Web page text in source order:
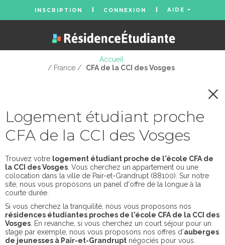
INSCRIPTION CONNEXION AIDE
Accueil
/ France /
CFA de la CCI des Vosges
Logement étudiant proche
CFA de la CCI des Vosges
Trouvez votre logement étudiant proche de l'école CFA de
la CCI des Vosges . Vous cherchez un appartement ou une
colocation dans la ville de Pair-et-Grandrupt (88100). Sur notre
site, nous vous proposons un panel d'offre de la longue à la
courte durée.
Si vous cherchez la tranquilité, nous vous proposons nos
résidences étudiantes proches de l'école CFA de la CCI des
Vosges . En revanche, si vous cherchez un court séjour pour un
stage par exemple, nous vous proposons nos offres d'auberges
de jeunesses à Pair-et-Grandrupt négociés pour vous.